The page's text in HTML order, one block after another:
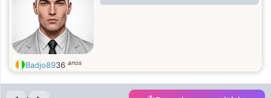
Badjo8936 anos